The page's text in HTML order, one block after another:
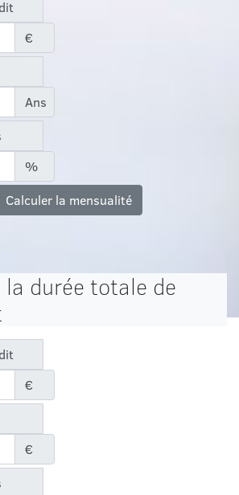
€
Ans
%
Calculer la mensualité
la durée totale de
€
€